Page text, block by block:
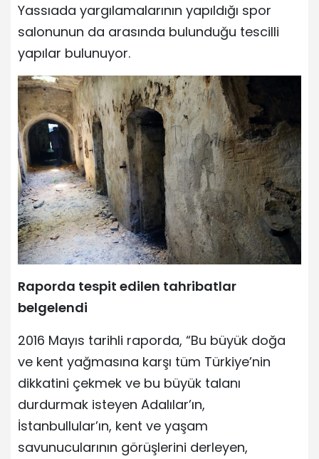
Yassıada yargılamalarının yapıldığı spor
salonunun da arasında bulunduğu tescilli
yapılar bulunuyor.
Raporda tespit edilen tahribatlar
belgelendi
2016 Mayıs tarihli raporda, “Bu büyük doğa
ve kent yağmasına karşı tüm Türkiye’nin
dikkatini çekmek ve bu büyük talanı
durdurmak isteyen Adalılar’ın,
İstanbullular’ın, kent ve yaşam
savunucularının görüşlerini derleyen,